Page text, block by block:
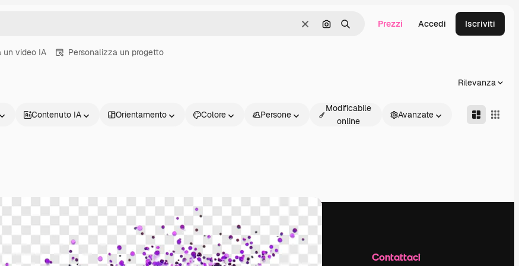
CancellaCerca per immagine
Ricerca Prezzi Accedi Iscriviti
un video IA Personalizza un progetto
Rilevanza
Contenuto IA Orientamento Colore Persone
Modificabile
online
Avanzate
Prodotti Inizia Azienda Contattaci